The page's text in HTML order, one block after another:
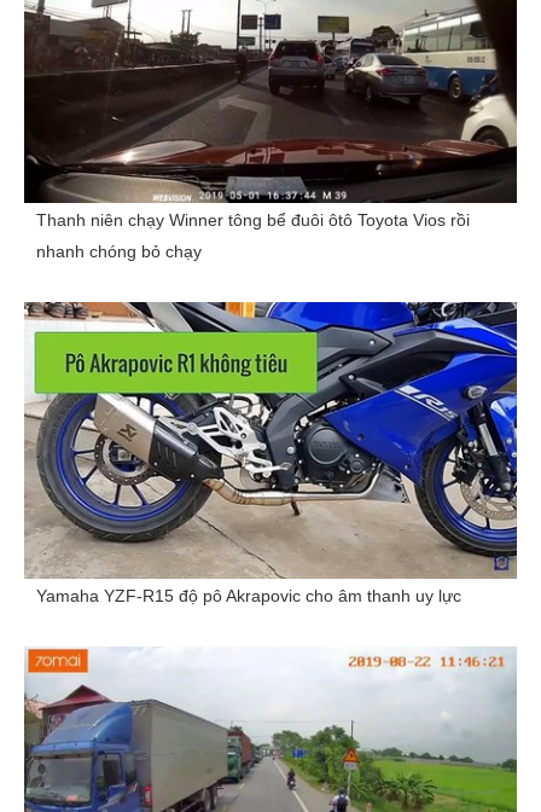
Thanh niên chạy Winner tông bể đuôi ôtô Toyota Vios rồi
nhanh chóng bỏ chạy
Yamaha YZF-R15 độ pô Akrapovic cho âm thanh uy lực